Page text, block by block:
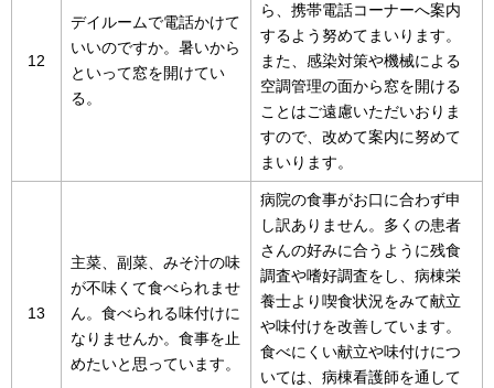
12
デイルームで電話かけて
いいのですか。暑いから
といって窓を開けてい
る。
ら、携帯電話コーナーへ案内
するよう努めてまいります。
また、感染対策や機械による
空調管理の面から窓を開ける
ことはご遠慮いただいおりま
すので、改めて案内に努めて
まいります。
13
主菜、副菜、みそ汁の味
が不味くて食べられませ
ん。食べられる味付けに
なりませんか。食事を止
めたいと思っています。
病院の食事がお口に合わず申
し訳ありません。多くの患者
さんの好みに合うように残食
調査や嗜好調査をし、病棟栄
養士より喫食状況をみて献立
や味付けを改善しています。
食べにくい献立や味付けにつ
いては、病棟看護師を通して